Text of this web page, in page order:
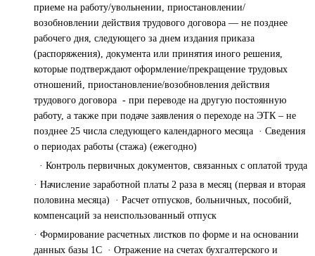
приеме на работу/увольнении, приостановлении/
возобновлении действия трудового договора — не позднее
рабочего дня, следующего за днем издания приказа
(распоряжения), документа или принятия иного решения,
которые подтверждают оформление/прекращение трудовых
отношений, приостановление/возобновления действия
трудового договора - при переводе на другую постоянную
работу, а также при подаче заявления о переходе на ЭТК – не
позднее 25 числа следующего календарного месяца · Сведения
о периодах работы (стажа) (ежегодно)
· Контроль первичных документов, связанных с оплатой труда
· Начисление заработной платы 2 раза в месяц (первая и вторая
половина месяца) · Расчет отпусков, больничных, пособий,
компенсаций за неиспользованный отпуск
· Формирование расчетных листков по форме и на основании
данных базы 1С · Отражение на счетах бухгалтерского и